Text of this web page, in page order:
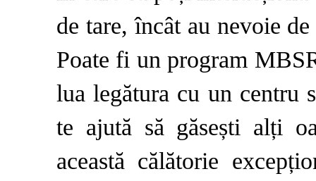
de tare, încât au nevoie
Poate fi un program
lua legătura cu un
te ajută să găsești alți
această călătorie